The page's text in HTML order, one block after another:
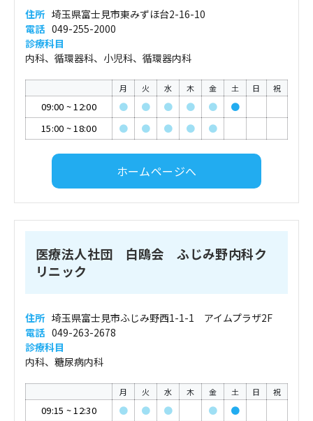
住所 埼玉県富士見市東みずほ台2-16-10
電話 049-255-2000
診療科目
内科、循環器科、小児科、循環器内科
月 火 水 木 金 土 日 祝
09:00 ~12:00 ● ● ● ● ●
●
15:00 ~18:00 ● ● ● ● ●
ホームページへ
医療法人社団 白鴎会 ふじみ野内科ク
リニック
住所 埼玉県富士見市ふじみ野西1-1-1 アイムプラザ2F
電話 049-263-2678
診療科目
内科、糖尿病内科
月 火 水 木 金 土 日 祝
09:15 ~12:30 ● ● ● ●
●